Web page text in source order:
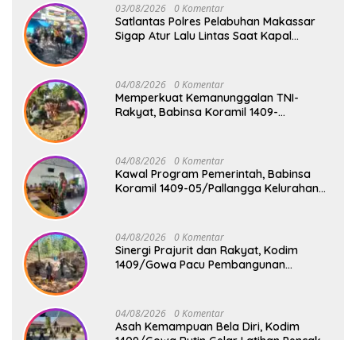
03/08/2026 0 Komentar
Satlantas Polres Pelabuhan Makassar
Sigap Atur Lalu Lintas Saat Kapal
04/08/2026 0 Komentar
Memperkuat Kemanunggalan TNI-
Rakyat, Babinsa Koramil 1409-
04/08/2026 0 Komentar
Kawal Program Pemerintah, Babinsa
Koramil 1409-05/Pallangga Kelurahan
04/08/2026 0 Komentar
Sinergi Prajurit dan Rakyat, Kodim
1409/Gowa Pacu Pembangunan
04/08/2026 0 Komentar
Asah Kemampuan Bela Diri, Kodim